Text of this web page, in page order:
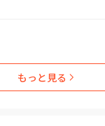
もっと見る